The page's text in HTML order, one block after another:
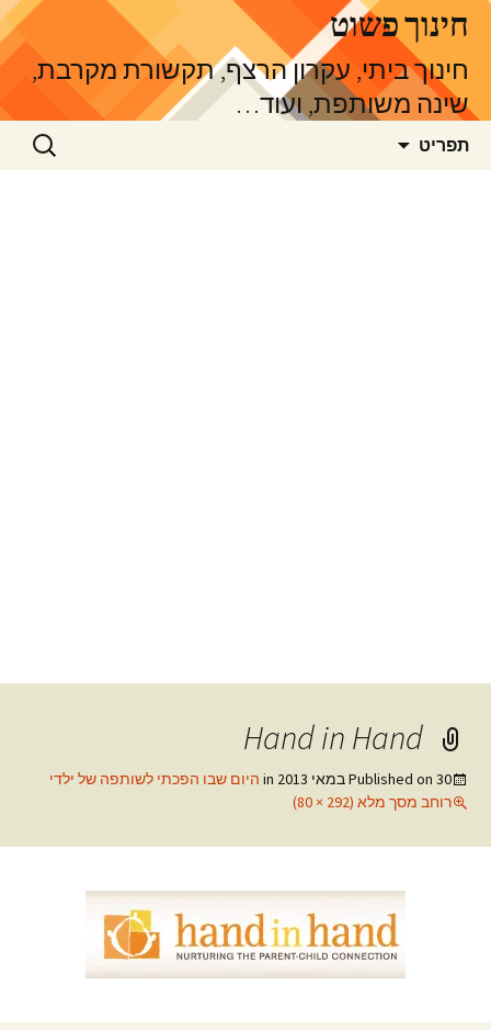
לדלג
לתוכןחינוך פשוט
חינוך ביתי, עקרון הרצף, תקשורת מקרבת,
שינה משותפת, ועוד…
תפריט חיפוש:
Hand in Hand
Published on 30 במאי 2013
היום שבו הפכתי לשותפה של ילדי
רוחב מסך מלא (292 × 80)